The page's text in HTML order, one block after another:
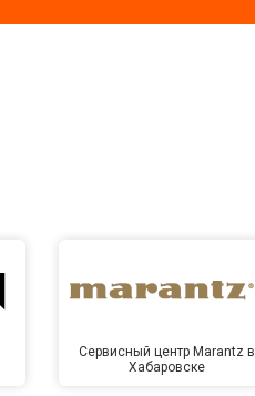
Сервисный центр Marantz в
Хабаровске